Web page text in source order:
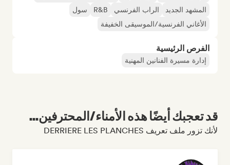
المشهد الجديد
الراب الفرنسي R&B
سول
الأغاني الفرنسية/الموسيقى الخفيفة
الفرص الرئيسية
إدارة مسيرة الفنانين المهنية
قد تعجبك أيضًا هذه الأمناء/المحترفين...
لأنك تزور ملف تعريف DERRIERE LES PLANCHES